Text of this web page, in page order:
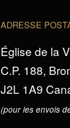
ADRESSE
Église de la
C.P. 188,
J2L 1A9
(pour les envois